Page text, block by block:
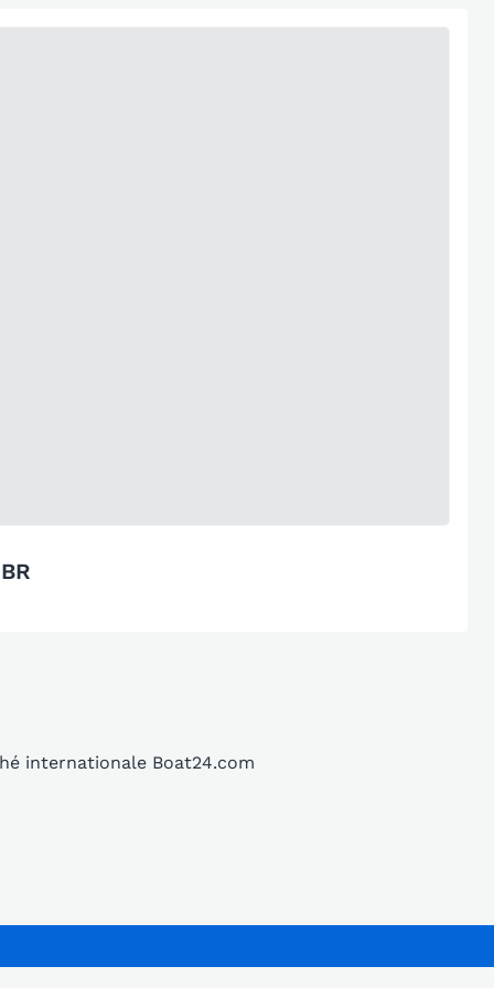
internationale Boat24.com